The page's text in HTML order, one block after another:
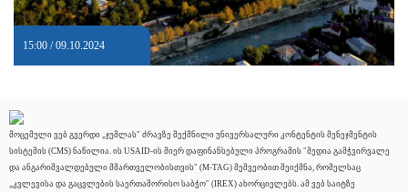
15:00 / 09.10.2024
მოცემული ვებ გვერდი „ჯუმლას" ძრავზე შექმნილი უნივერსალური კონტენტის მენეჯმენტის
სისტემის (CMS) ნაწილია. ის USAID-ის მიერ დაფინანსებული პროგრამის "მედია გამჭვირვალე
და ანგარიშვალდებული მმართველობისთვის" (M-TAG) მეშვეობით შეიქმნა, რომელსაც
„კვლევისა და გაცვლების საერთაშორისო საბჭო" (IREX) ახორციელებს. ამ ვებ საიტზე